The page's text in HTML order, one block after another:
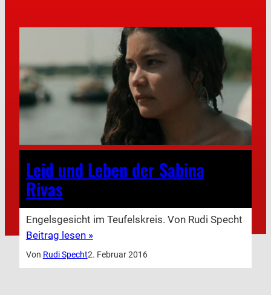
Leid und Leben der Sabina
Rivas
Engelsgesicht im Teufelskreis. Von Rudi Specht
Beitrag lesen »
Von Rudi Specht2. Februar 2016